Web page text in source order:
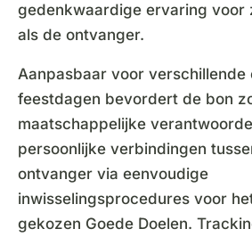
gedenkwaardige ervaring voor
als de ontvanger.
Aanpasbaar voor verschillende
feestdagen bevordert de bon
maatschappelijke
persoonlijke verbindingen
ontvanger via eenvoudige
inwisselingsprocedures voor
gekozen Goede Doelen.